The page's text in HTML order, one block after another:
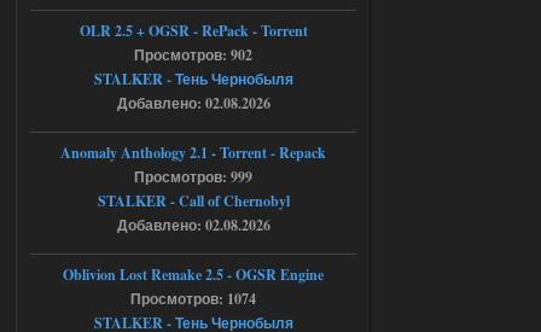
Игра для сталкера 21-очко
ruslanpyrusov
как изменить макс сумму
ставки в файлах чтобы
ставить больше 1 к
Ответить ➤
05.08.2026
Тайна Зоны - Remaster 2026
Доступно только для пользователей
OLR 2.5 + OGSR - RePack - Torrent
Просмотров: 902
STALKER - Тень Чернобыля
Добавлено: 02.08.2026
Anomaly Anthology 2.1 - Torrent - Repack
Просмотров: 999
STALKER - Call of Chernobyl
Добавлено: 02.08.2026
Oblivion Lost Remake 2.5 - OGSR Engine
Просмотров: 1074
STALKER - Тень Чернобыля